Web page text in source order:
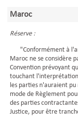
Maroc
Réserve :
"Conformément à
Maroc ne se considère
Convention prévoyant
touchant l'interprétation
les parties n'auraient
mode de Règlement
des parties
Justice, pour être